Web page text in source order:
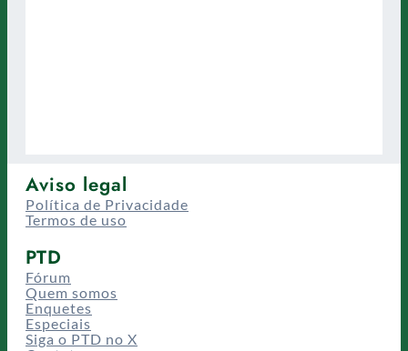
Aviso legal
Política de Privacidade
Termos de uso
PTD
Fórum
Quem somos
Enquetes
Especiais
Siga o PTD no X